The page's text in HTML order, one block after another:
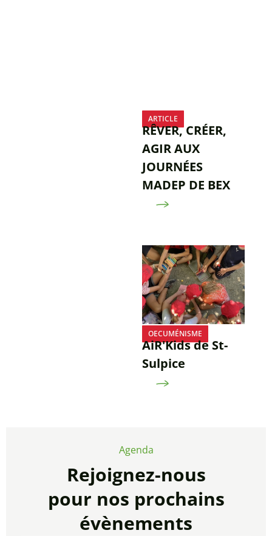
ARTICLE
RÊVER, CRÉER,
AGIR AUX
JOURNÉES
MADEP DE BEX
OECUMÉNISME
AiR'Kids de St-
Sulpice
Agenda
Rejoignez-nous
pour nos prochains
évènements